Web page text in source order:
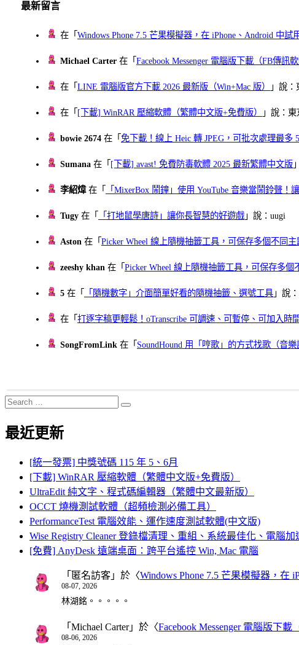
最新留言
在「Windows Phone 7.5 芒果模擬器，在 iPhone、Android 中試
Michael Carter 在「Facebook Messenger 電腦版下載（FB傳訊軟
在「LINE 電腦版官方下載 2026 最新版（Win+Mac 版） 」說
在「 [下載] WinRAR 壓縮軟體（繁體中文版+免費版） 」說：
bowie 2674 在「免下載！線上 Heic 轉 JPEG，可批次處理最多
Sumana 在「 [下載] avast! 免費防毒軟體 2025 最新繁體中文版
李紹煒在「 「MixerBox 鬧鐘」使用 YouTube 音樂當鬧鈴聲！
Tugy 在「 「打地鼠學唐詩」讓你長智慧的好遊戲 」說：uugi
Aston 在「Picker Wheel 線上隨機抽籤工具，可保存多個不同主
zeeshy khan 在「Picker Wheel 線上隨機抽籤工具，可保存多個
5 在「 「隨機數字」介面簡單好看的隨機抽籤、選號工具 」說
在「打逐字稿更輕鬆！oTranscribe 可調速、可暫停、可加入時
SongFromLink 在「 SoundHound 用「哼歌」的方式找歌（音樂
Search
for:
Search
最近更新
[統一發票] 中獎號碼 115 年 5、6月
[下載] WinRAR 壓縮軟體（繁體中文版+免費版）
UltraEdit 純文字、程式碼編輯器（繁體中文最新版）
OCCT 燒機測試軟體（超頻檢測必備工具）
PerformanceTest 電腦效能、運作速度測試軟體(中文版)
Wise Registry Cleaner 登錄檔清理、重組、系統最佳化、電腦加
[免費] AnyDesk 遠端桌面：跨平台遙控 Win, Mac 電腦
「 匿名訪客 」於〈Windows Phone 7.5 芒果模擬器，在
08-07, 2026
林湖銘。。。。。
「 Michael Carter」於〈Facebook Messenger 電腦版下載
08-06, 2026